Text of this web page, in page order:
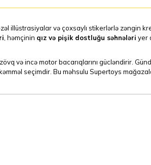
illüstrasiyalar və çoxsaylı stikerlərlə zəngin
, həmçinin qız və pişik dostluğu səhnələri yer
və incə motor bacarıqlarını gücləndirir.
seçimdir. Bu məhsulu Supertoys